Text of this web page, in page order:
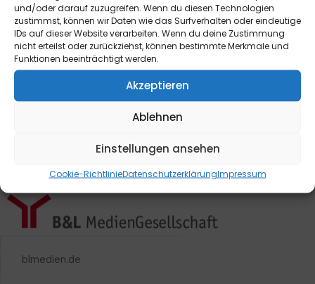
und/oder darauf zuzugreifen. Wenn du diesen Technologien
zustimmst, können wir Daten wie das Surfverhalten oder eindeutige
IDs auf dieser Website verarbeiten. Wenn du deine Zustimmung
nicht erteilst oder zurückziehst, können bestimmte Merkmale und
Funktionen beeinträchtigt werden.
Akzeptieren
Ablehnen
Einstellungen ansehen
Cookie-RichtlinieDatenschutzerklärungImpressum
Widerrufsformular finde Siehier .
blmedien.de